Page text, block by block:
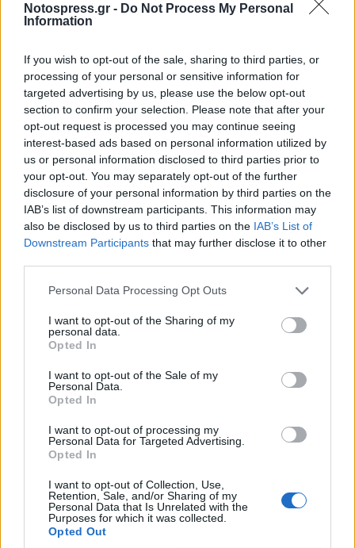
Notospress.gr - Do Not Process My Personal
Information
If you wish to opt-out of the sale, sharing to third parties, or
processing of your personal or sensitive information for
targeted advertising by us, please use the below opt-out
section to confirm your selection. Please note that after your
opt-out request is processed you may continue seeing
interest-based ads based on personal information utilized by
us or personal information disclosed to third parties prior to
your opt-out. You may separately opt-out of the further
disclosure of your personal information by third parties on the
IAB’s list of downstream participants. This information may
also be disclosed by us to third parties on the IAB’s List of
Downstream Participants that may further disclose it to other
Personal Data Processing Opt Outs
I want to opt-out of the Sharing of my
personal data.
Opted In
I want to opt-out of the Sale of my
Personal Data.
Opted In
I want to opt-out of processing my
Personal Data for Targeted Advertising.
Opted In
I want to opt-out of Collection, Use,
Retention, Sale, and/or Sharing of my
Personal Data that Is Unrelated with the
Purposes for which it was collected.
Opted Out
35 συμμετοχές.
TAGS: ΕΚΛΟΓΕΣ ΨΗΦΟΦΟΡΙΑ ΕΘΝΙΚΕΣ ΕΚΛΟΓΕΣ